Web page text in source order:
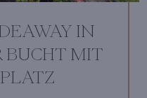
IN
BUCHT MIT